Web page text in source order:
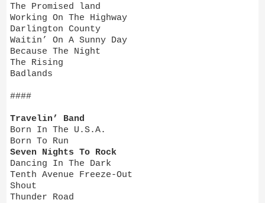
The Promised land
Working On The Highway
Darlington County
Waitin’ On A Sunny Day
Because The Night
The Rising
Badlands
####
Travelin’ Band
Born In The U.S.A.
Born To Run
Seven Nights To Rock
Dancing In The Dark
Tenth Avenue Freeze-Out
Shout
Thunder Road